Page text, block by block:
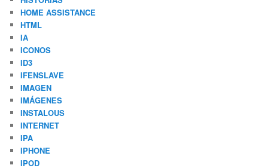
HOME ASSISTANCE
HTML
IA
ICONOS
ID3
IFENSLAVE
IMAGEN
IMÁGENES
INSTALOUS
INTERNET
IPA
IPHONE
IPOD